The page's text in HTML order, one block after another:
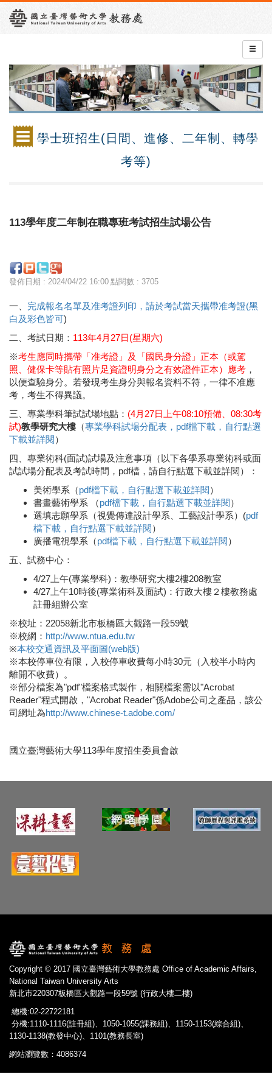
學士班招生(日間、進修、二年制、轉學
考等)
113學年度二年制在職專班考試招生試場公告
發佈日期 : 2024/04/22 16:00 點閱數 : 3705
一、 完成報名名單及准考證列印 ，請於考試當天攜帶准考證(黑
白及彩色皆可)
二、考試日期： 113年4月27日(星期六)
※考生應同時攜帶「准考證」及「國民身分證」正本（或駕
照、健保卡等貼有照片足資證明身分之有效證件正本）應考 ，
以便查驗身分。若發現考生身分與報名資料不符，一律不准應
考，考生不得異議。
三、專業學科筆試試場地點： (4月27日上午08:10預備、08:30考
試)教學研究大樓（專業學科試場分配表，pdf檔下載，自行點選
下載並詳閱）
四、專業術科(面試)試場及注意事項（以下各學系專業術科或面
試試場分配表及考試時間，pdf檔，請自行點選下載並詳閱）：
美術學系（pdf檔下載，自行點選下載並詳閱）
書畫藝術學系 （pdf檔下載，自行點選下載並詳閱）
選填志願學系（視覺傳達設計學系、工藝設計學系）(pdf
檔下載，自行點選下載並詳閱）
廣播電視學系（pdf檔下載，自行點選下載並詳閱）
五、試務中心：
4/27上午(專業學科)：教學研究大樓2樓208教室
4/27上午10時後(專業術科及面試)：行政大樓２樓教務處
註冊組辦公室
※校址：22058新北市板橋區大觀路一段59號
※校網： http://www.ntua.edu.tw
※本校交通資訊及平面圖(web版)
※本校停車位有限，入校停車收費每小時30元（入校半小時內
離開不收費）。
※部分檔案為"pdf"檔案格式製作，相關檔案需以"Acrobat
Reader"程式開啟，"Acrobat Reader"係Adobe公司之產品，該公
司網址為http://www.chinese-t.adobe.com/
國立臺灣藝術大學113學年度招生委員會啟
Copyright © 2017 國立臺灣藝術大學教務處 Office of Academic Affairs,
National Taiwan University Arts
新北市220307板橋區大觀路一段59號 (行政大樓二樓)
總機:02-22722181
分機:1110-1116(註冊組)、1050-1055(課務組)、1150-1153(綜合組)、
1130-1138(教發中心)、1101(教務長室)
網站瀏覽數：4086374